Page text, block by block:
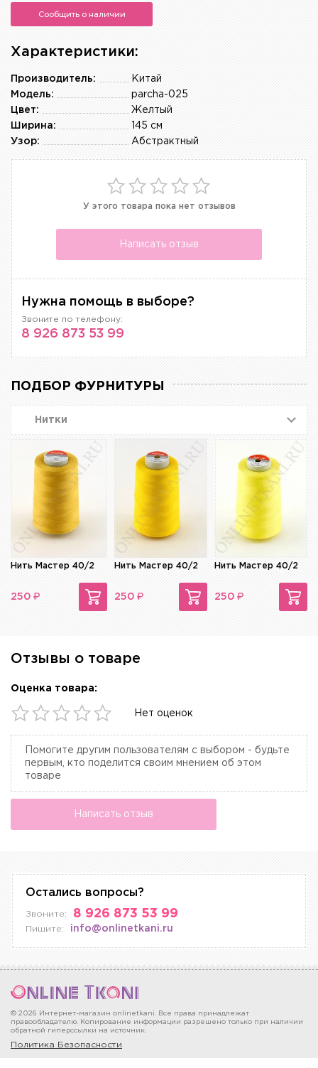
Сообщить о наличии
Характеристики:
Китай
Производитель:
parcha-025
Модель:
Желтый
Цвет:
145 см
Ширина:
Абстрактный
Узор:
У этого товара пока нет отзывов
Написать отзыв
Нужна помощь в выборе?
Звоните по телефону:
8 926 873 53 99
ПОДБОР ФУРНИТУРЫ
Нитки
Нить Мастер 40/2
250 ₽
Нить Мастер 40/2
250 ₽
Нить Мастер 40/2
250 ₽
Отзывы о товаре
Оценка товара:
Нет оценок
Помогите другим пользователям с выбором - будьте
первым, кто поделится своим мнением об этом
товаре
Написать отзыв
Остались вопросы?
Звоните: 8 926 873 53 99
Пишите: info@onlinetkani.ru
© 2026 Интернет-магазин onlinetkani. Все права принадлежат
правообладателю. Копирование информации разрешено только при наличии
обратной гиперссылки на источник.
Политика Безопасности